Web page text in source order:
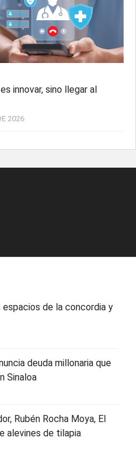
innovar, sino llegar al
2026
espacios de la concordia y
deuda millonaria que
Sinaloa
Rubén Rocha Moya, El
alevines de tilapia